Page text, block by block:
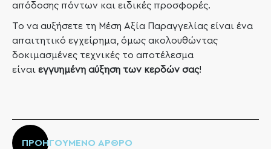
απόδοσης πόντων και ειδικές προσφορές.
Το να αυξήσετε τη Μέση Αξία Παραγγελίας είναι ένα
απαιτητικό εγχείρημα, όμως ακολουθώντας
δοκιμασμένες τεχνικές το αποτέλεσμα
είναι εγγυημένη αύξηση των κερδών σας!
ΠΡΟΗΓΟΥΜΕΝΟ ΑΡΘΡΟ